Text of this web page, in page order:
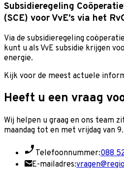
Subsidieregeling
(SCE) voor VvE’s via het
Via de subsidieregeling
kunt u als VvE subsidie krijgen
energie.
Kijk voor de meest actuele
Heeft u een vraag
Wij helpen u graag en ons team
maandag tot en met vrijdag van
Telefoonnummer:088
E-mailadres: